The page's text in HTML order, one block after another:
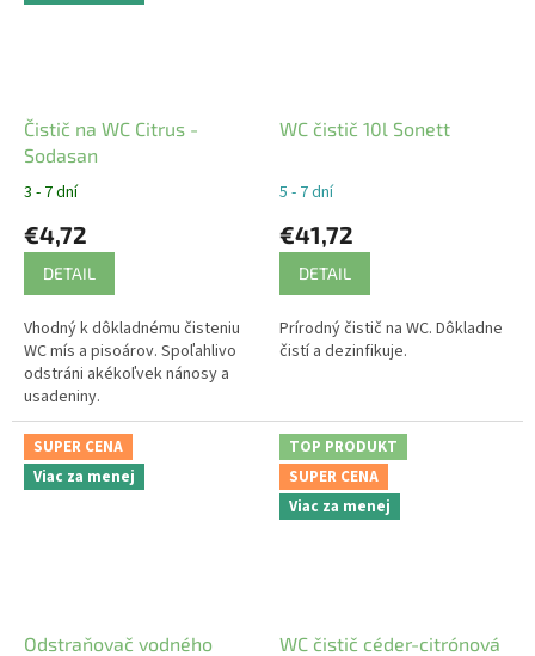
Čistič na WC Citrus -
Sodasan
3 - 7 dní
€4,72
DETAIL
Vhodný k dôkladnému čisteniu
WC mís a pisoárov. Spoľahlivo
odstráni akékoľvek nánosy a
usadeniny.
WC čistič 10l Sonett
5 - 7 dní
€41,72
DETAIL
Prírodný čistič na WC. Dôkladne
čistí a dezinfikuje.
SUPER CENA
Viac za menej
Odstraňovač vodného
TOP PRODUKT
SUPER CENA
Viac za menej
WC čistič céder-citrónová